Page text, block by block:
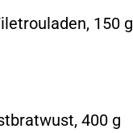
150 g
400 g